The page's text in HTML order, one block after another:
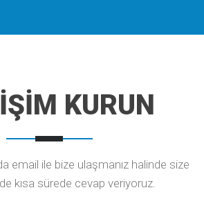
KURUN
email ile bize ulaşmanız halinde size
kısa sürede cevap veriyoruz.